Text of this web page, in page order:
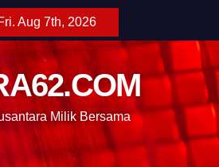
Aug 7th, 2026
Milik Bersama